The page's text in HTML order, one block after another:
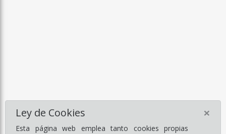
Ley de Cookies
Esta página web emplea tanto cookies propias
×